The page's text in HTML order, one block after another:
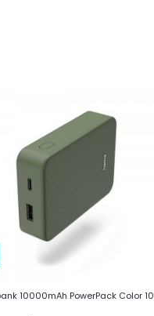
10000mAh PowerPack Color 10